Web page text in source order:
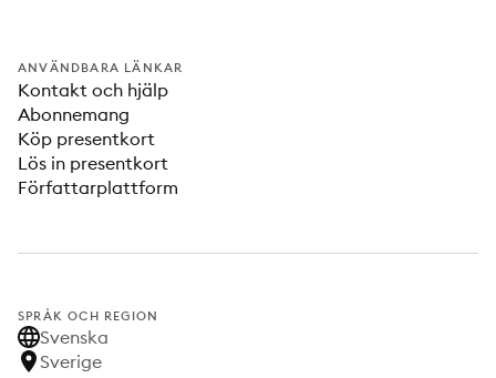
ANVÄNDBARA LÄNKAR
Kontakt och hjälp
Abonnemang
Köp presentkort
Lös in presentkort
Författarplattform
SPRÅK OCH REGION
Svenska
Sverige